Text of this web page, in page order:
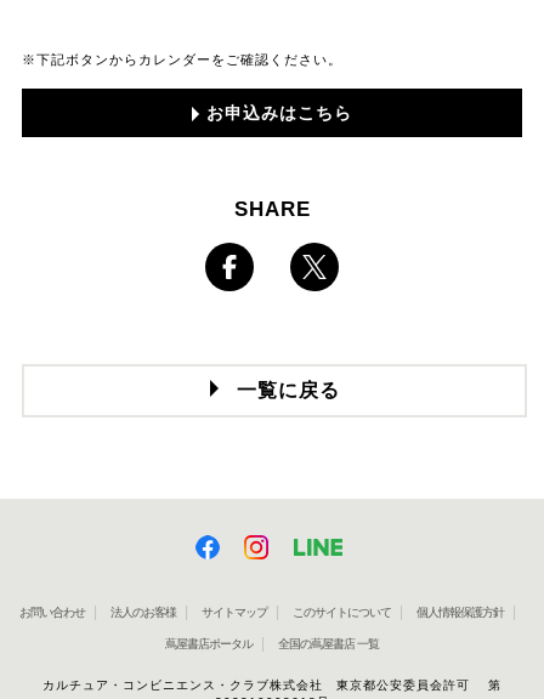
※下記ボタンからカレンダーをご確認ください。
お申込みはこちら
SHARE
一覧に戻る
お問い合わせ 法人のお客様 サイトマップ このサイトについて 個人情報保護方針
蔦屋書店ポータル 全国の蔦屋書店 一覧
カルチュア・コンビニエンス・クラブ株式会社 東京都公安委員会許可 第